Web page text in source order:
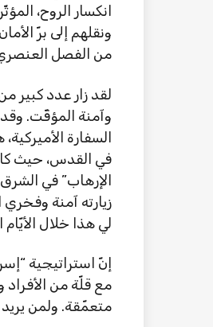
انكسار الروح،
من الفصل العنصري
لقد زار عدد كبير
وآمنة المؤقّت.
السفارة
في القدس، حيث
الإرهاب” في
زيارته آمنة
لي هذا خلال
إنّ استراتيجية
مع قلّة من
متعمّقة. ولمن يريد